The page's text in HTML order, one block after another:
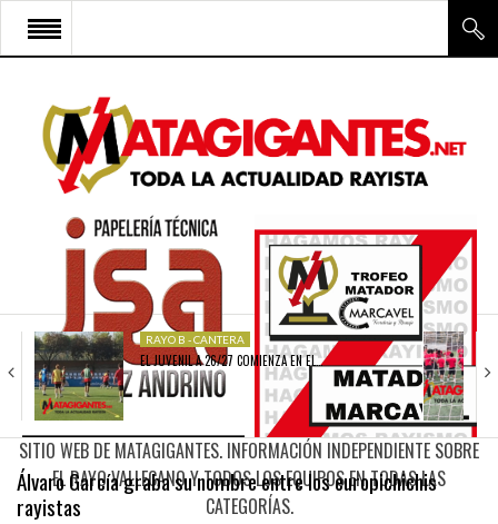
SITIO WEB DE MATAGIGANTES. INFORMACIÓN INDEPENDIENTE SOBRE
EL RAYO VALLECANO Y TODOS LOS EQUIPOS EN TODAS LAS
CATEGORÍAS.
INICIO
RAYO VALLECANO
CANTERA Y ESCUELA FRV
RAYO FÉMINAS
MULTIMEDIA
FIRMAS
CONTACTO
RAYO B - CANTERA
EL JUVENIL A 26/27 COMIENZA EN EL…
Álvaro García graba su nombre entre los europichichis
rayistas